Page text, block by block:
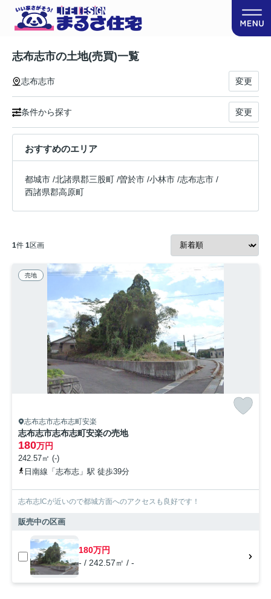
志布志市の土地(売買)一覧
志布志市 変更
条件から探す 変更
おすすめのエリア
都城市 /北諸県郡三股町 /曽於市 /小林市 /志布志市 /
西諸県郡高原町
1件 1区画
売地
志布志市志布志町安楽
志布志市志布志町安楽の売地
180万円
242.57㎡ (-)
日南線「志布志」駅 徒歩39分
志布志ICが近いので都城方面へのアクセスも良好です！
販売中の区画
180万円
- / 242.57㎡ / -